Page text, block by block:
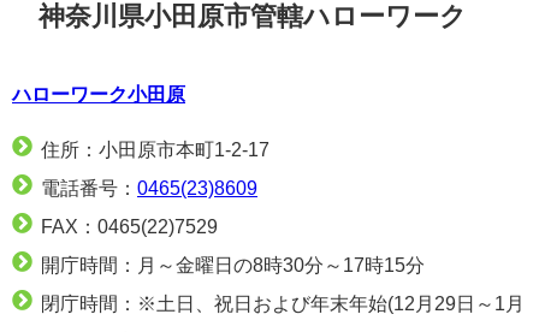
神奈川県小田原市管轄ハローワーク
ハローワーク小田原
住所：小田原市本町1-2-17
電話番号： 0465(23)8609
FAX：0465(22)7529
開庁時間：月～金曜日の8時30分～17時15分
閉庁時間：※土日、祝日および年末年始(12月29日～1月